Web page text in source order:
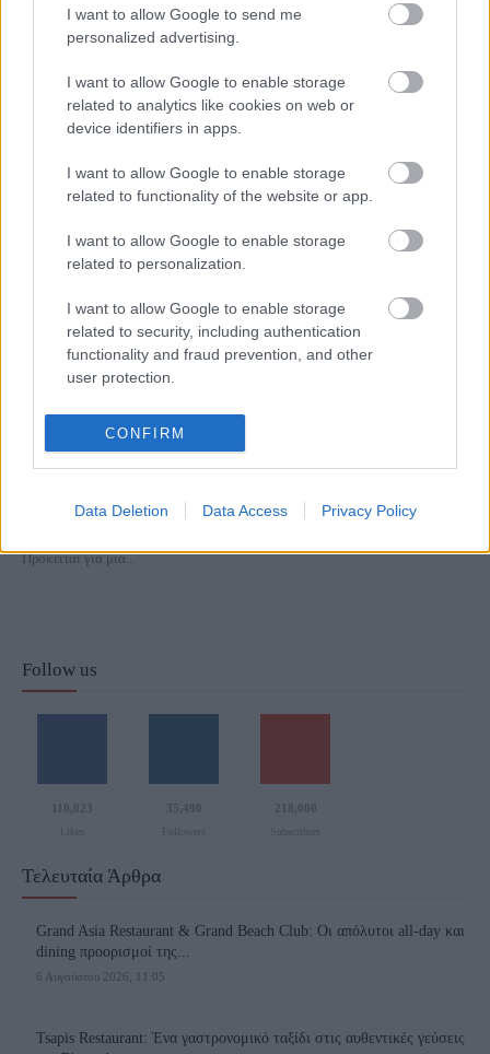
I want to allow Google to send me
personalized advertising.
I want to allow Google to enable storage
related to analytics like cookies on web or
device identifiers in apps.
I want to allow Google to enable storage
related to functionality of the website or app.
I want to allow Google to enable storage
related to personalization.
I want to allow Google to enable storage
related to security, including authentication
functionality and fraud prevention, and other
user protection.
CONFIRM
Data Deletion Data Access Privacy Policy
Galaxy Bar & Restaurant: Καλοκαιρινό μενού και νέα λίστα
κοκτέιλ με θέα την Ακρόπολη!
Με έμπνευση από το ελληνικό καλοκαίρι, το νέο μενού του Galaxy Bar &
Restaurant...
Food & Travel
Αυτό το στέκι στο Θησείο με την αξιοζήλευτη θέα, δεν μπορείς
17 Φεβρουαρίου 2019, 14:20
Πρόκειται για μια...
Follow us
110,023 35,490 218,000
Τελευταία Άρθρα
Grand Asia Restaurant & Grand Beach Club: Οι απόλυτοι all-day και
dining προορισμοί της...
6 Αυγούστου 2026, 11:05
Tsapis Restaurant: Ένα γαστρονομικό ταξίδι στις αυθεντικές γεύσεις